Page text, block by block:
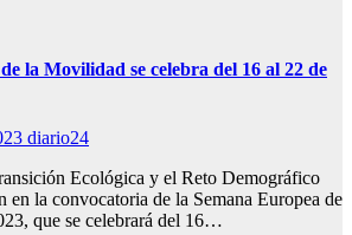
la Movilidad se celebra del 16 al 22 de
diario24
Ecológica y el Reto Demográfico
en la convocatoria de la Semana Europea de
que se celebrará del 16…